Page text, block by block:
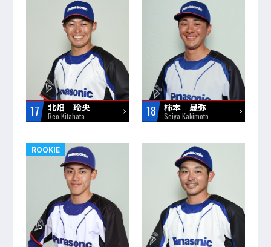
17 北畑 玲央
Reo Kitahata 18 柿本 晟弥
Seiya Kakimoto
ROOKIE